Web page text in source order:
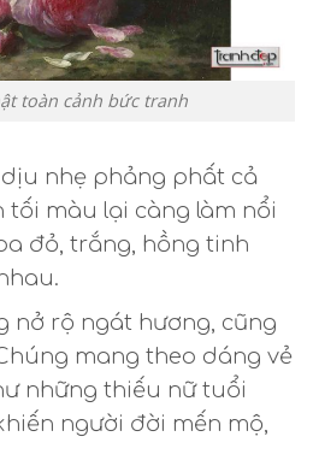
toàn cảnh bức tranh
nhẹ phảng phất cả
tối màu lại càng làm nổi
đỏ, trắng, hồng tinh
nở rộ ngát hương, cũng
mang theo dáng vẻ
những thiếu nữ tuổi
người đời mến mộ,